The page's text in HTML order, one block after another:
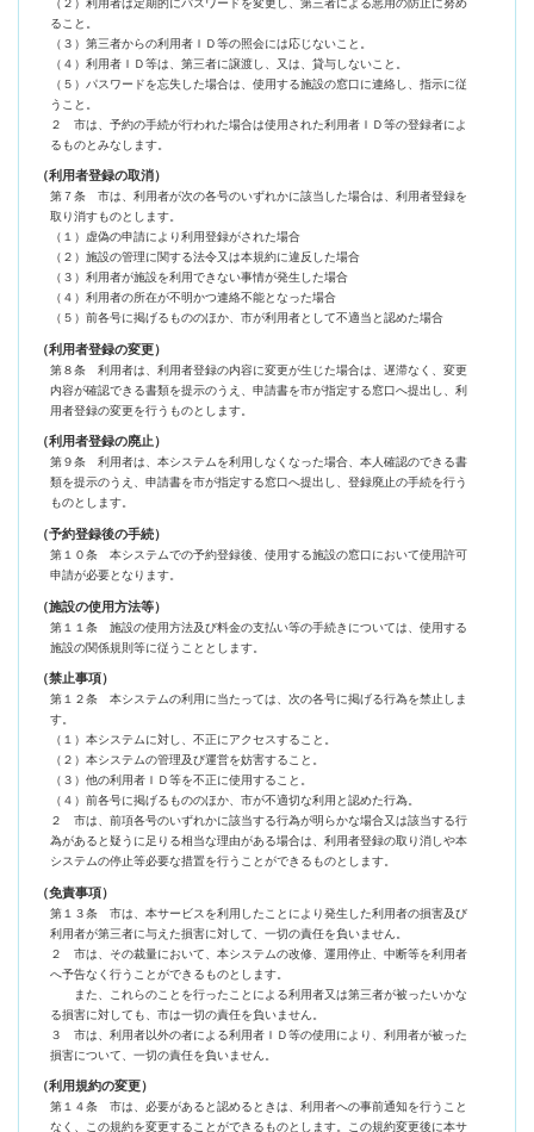
ること。
（３）第三者からの利用者ＩＤ等の照会には応じないこと。
（４）利用者ＩＤ等は、第三者に譲渡し、又は、貸与しないこと。
（５）パスワードを忘失した場合は、使用する施設の窓口に連絡し、指示に従
うこと。
２ 市は、予約の手続が行われた場合は使用された利用者ＩＤ等の登録者によ
るものとみなします。
（利用者登録の取消）
第７条 市は、利用者が次の各号のいずれかに該当した場合は、利用者登録を
取り消すものとします。
（１）虚偽の申請により利用登録がされた場合
（２）施設の管理に関する法令又は本規約に違反した場合
（３）利用者が施設を利用できない事情が発生した場合
（４）利用者の所在が不明かつ連絡不能となった場合
（５）前各号に掲げるもののほか、市が利用者として不適当と認めた場合
（利用者登録の変更）
第８条 利用者は、利用者登録の内容に変更が生じた場合は、遅滞なく、変更
内容が確認できる書類を提示のうえ、申請書を市が指定する窓口へ提出し、利
用者登録の変更を行うものとします。
（利用者登録の廃止）
第９条 利用者は、本システムを利用しなくなった場合、本人確認のできる書
類を提示のうえ、申請書を市が指定する窓口へ提出し、登録廃止の手続を行う
ものとします。
（予約登録後の手続）
第１０条 本システムでの予約登録後、使用する施設の窓口において使用許可
申請が必要となります。
（施設の使用方法等）
第１１条 施設の使用方法及び料金の支払い等の手続きについては、使用する
施設の関係規則等に従うこととします。
（禁止事項）
第１２条 本システムの利用に当たっては、次の各号に掲げる行為を禁止しま
す。
（１）本システムに対し、不正にアクセスすること。
（２）本システムの管理及び運営を妨害すること。
（３）他の利用者ＩＤ等を不正に使用すること。
（４）前各号に掲げるもののほか、市が不適切な利用と認めた行為。
２ 市は、前項各号のいずれかに該当する行為が明らかな場合又は該当する行
為があると疑うに足りる相当な理由がある場合は、利用者登録の取り消しや本
システムの停止等必要な措置を行うことができるものとします。
（免責事項）
第１３条 市は、本サービスを利用したことにより発生した利用者の損害及び
利用者が第三者に与えた損害に対して、一切の責任を負いません。
２ 市は、その裁量において、本システムの改修、運用停止、中断等を利用者
へ予告なく行うことができるものとします。
また、これらのことを行ったことによる利用者又は第三者が被ったいかな
る損害に対しても、市は一切の責任を負いません。
３ 市は、利用者以外の者による利用者ＩＤ等の使用により、利用者が被った
損害について、一切の責任を負いません。
（利用規約の変更）
第１４条 市は、必要があると認めるときは、利用者への事前通知を行うこと
なく、この規約を変更することができるものとします。この規約変更後に本サ